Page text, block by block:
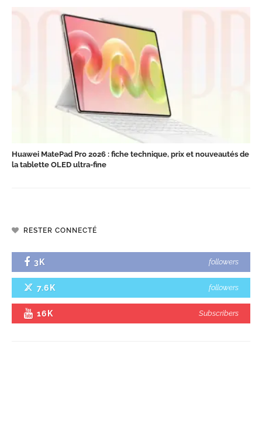
Huawei MatePad Pro 2026 : fiche technique, prix et nouveautés de
la tablette OLED ultra-fine
RESTER CONNECTÉ
3K followers
7.6K followers
16K Subscribers